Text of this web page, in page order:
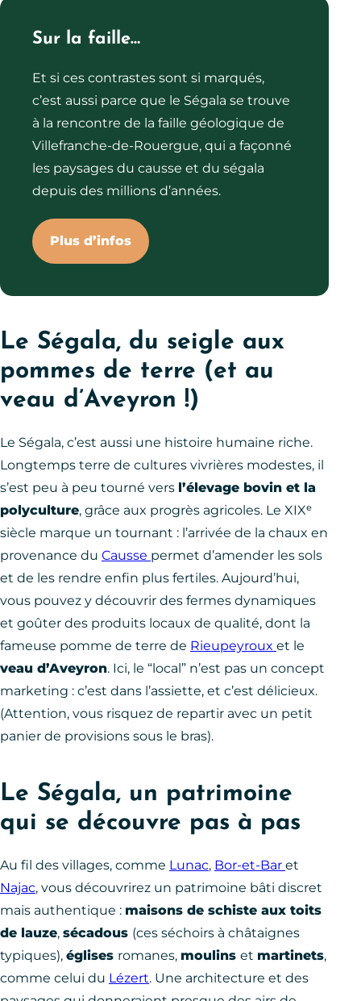
Sur la faille…
Et si ces contrastes sont si marqués,
c’est aussi parce que le Ségala se trouve
à la rencontre de la faille géologique de
Villefranche-de-Rouergue, qui a façonné
les paysages du causse et du ségala
depuis des millions d’années.
Plus d’infos
Le Ségala, du seigle aux
pommes de terre (et au
veau d’Aveyron !)
Le Ségala, c’est aussi une histoire humaine riche.
Longtemps terre de cultures vivrières modestes, il
s’est peu à peu tourné vers l’élevage bovin et la
polyculture, grâce aux progrès agricoles. Le XIXᵉ
siècle marque un tournant : l’arrivée de la chaux en
provenance du Causse permet d’amender les sols
et de les rendre enfin plus fertiles. Aujourd’hui,
vous pouvez y découvrir des fermes dynamiques
et goûter des produits locaux de qualité, dont la
fameuse pomme de terre de Rieupeyroux et le
veau d’Aveyron. Ici, le “local” n’est pas un concept
marketing : c’est dans l’assiette, et c’est délicieux.
(Attention, vous risquez de repartir avec un petit
panier de provisions sous le bras).
Le Ségala, un patrimoine
qui se découvre pas à pas
Au fil des villages, comme Lunac, Bor-et-Bar et
Najac, vous découvrirez un patrimoine bâti discret
mais authentique : maisons de schiste aux toits
de lauze, sécadous (ces séchoirs à châtaignes
typiques), églises romanes, moulins et martinets,
comme celui du Lézert. Une architecture et des